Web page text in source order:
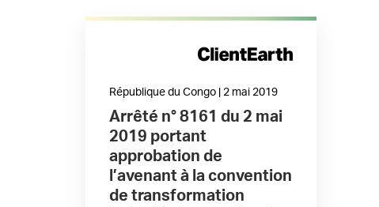
République du Congo | 2 mai 2019
Arrêté n° 8161 du 2 mai
2019 portant
approbation de
l’avenant à la convention
de transformation